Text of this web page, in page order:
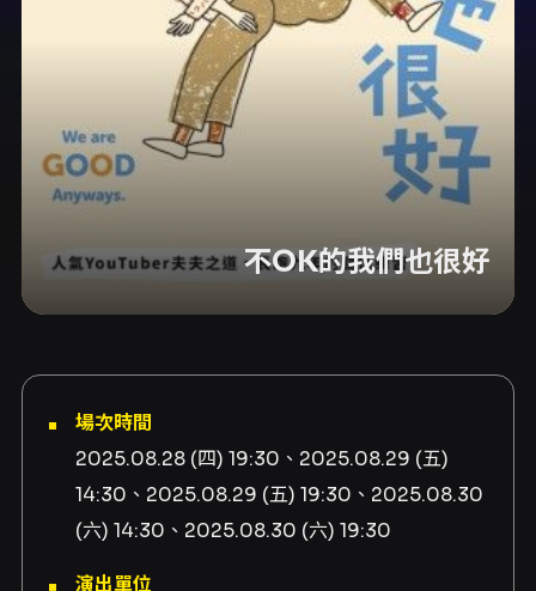
不OK的我們也很好
場次時間
2025.08.28 (四) 19:30、2025.08.29 (五)
14:30、2025.08.29 (五) 19:30、2025.08.30
(六) 14:30、2025.08.30 (六) 19:30
演出單位